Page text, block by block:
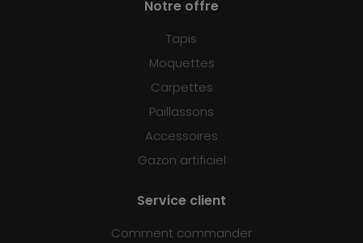
Notre offre
Tapis
Moquettes
Carpettes
Paillassons
Accessoires
Gazon artificiel
Service client
Comment commander